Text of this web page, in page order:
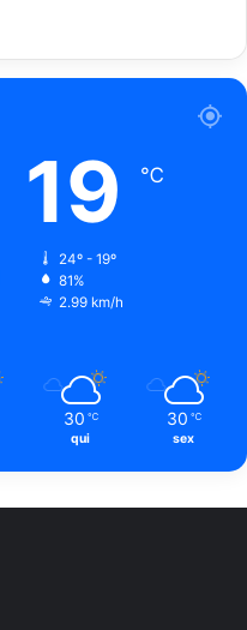
19 ℃
24º - 19º
81%
2.99 km/h
30 ℃
qui
30 ℃
sex